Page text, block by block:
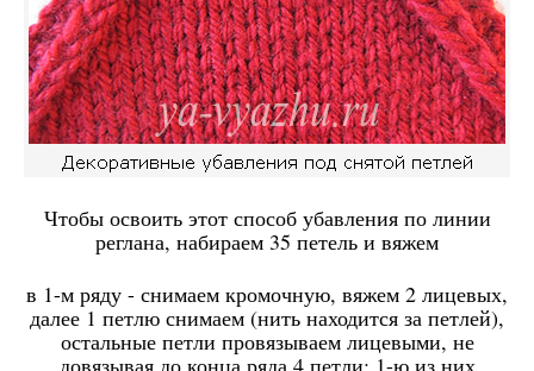
Чтобы освоить этот способ убавления по линии
реглана, набираем 35 петель и вяжем
в 1-м ряду - снимаем кромочную, вяжем 2 лицевых,
далее 1 петлю снимаем (нить находится за петлей),
остальные петли провязываем лицевыми, не
довязывая до конца ряда 4 петли: 1-ю из них